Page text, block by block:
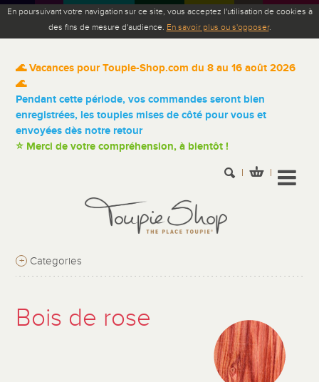
En poursuivant votre navigation sur ce site, vous acceptez l'utilisation de cookies à
des fins de mesure d'audience. En savoir plus ou s'opposer.
🌊 Vacances pour Toupie-Shop.com du 8 au 16 août 2026
🌊
Pendant cette période, vos commandes seront bien
enregistrées, les toupies mises de côté pour vous et
envoyées dès notre retour
⭐ Merci de votre compréhension, à bientôt !
+ Categories
Bois de rose